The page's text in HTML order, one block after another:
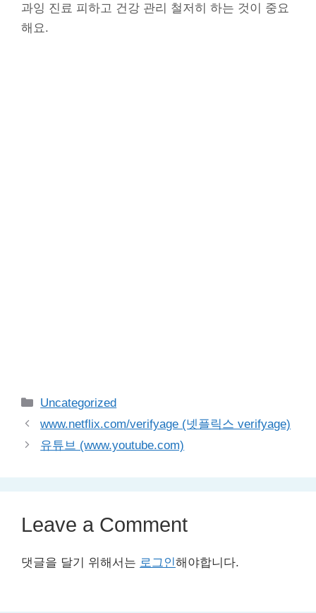
과잉 진료 피하고 건강 관리 철저히 하는 것이 중요
해요.
Categories
Uncategorized
www.netflix.com/verifyage (넷플릭스 verifyage)
유튜브 (www.youtube.com)
Leave a Comment
댓글을 달기 위해서는 로그인해야합니다.